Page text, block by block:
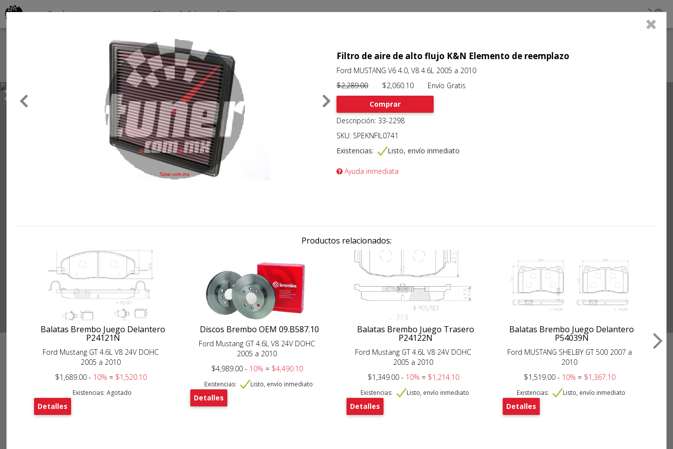
Clients
Productos por marcas Filtros de búsqueda 0
Filtro de aire de alto flujo K&N Elemento de reemplazo
Ford MUSTANG V6 4.0, V8 4.6L 2005 a 2010
$2,289.00$2,060.10 Envío Gratis
Comprar
Descripción: 33-2298
SKU: SPEKNFIL0741
Existencias:
Listo, envío inmediato
Ayuda inmediata
Productos relacionados:
Balatas Brembo Juego Delantero
P24121N
Ford Mustang GT 4.6L V8 24V DOHC
2005 a 2010
$1,689.00 - 10% = $1,520.10
Existencias: Agotado
Detalles
Discos Brembo OEM 09.B587.10
Ford Mustang GT 4.6L V8 24V DOHC
2005 a 2010
$4,989.00 - 10% = $4,490.10
Existencias: Listo, envío inmediato
Detalles
Balatas Brembo Juego Trasero
P24122N
Ford Mustang GT 4.6L V8 24V DOHC
2005 a 2010
$1,349.00 - 10% = $1,214.10
Existencias: Listo, envío inmediato
Detalles
Balatas Brembo Juego Delantero
P54039N
Ford MUSTANG SHELBY GT 500 2007 a
2010
$1,519.00 - 10% = $1,367.10
Existencias: Listo, envío inmediato
Detalles